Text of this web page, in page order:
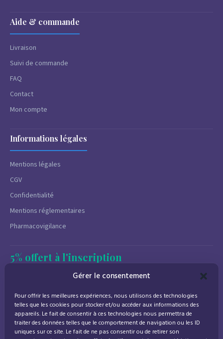
Gérer le consentement
Pour offrir les meilleures expériences, nous utilisons des technologies
telles que les cookies pour stocker et/ou accéder aux informations des
appareils. Le fait de consentir à ces technologies nous permettra de
traiter des données telles que le comportement de navigation ou les ID
uniques sur ce site. Le fait de ne pas consentir ou de retirer son
Aide & commande
Livraison
Suivi de commande
FAQ
Contact
Mon compte
Informations légales
Mentions légales
CGV
Confidentialité
Mentions réglementaires
Pharmacovigilance
5% offert à l'inscription
Désinscription à tout moment.